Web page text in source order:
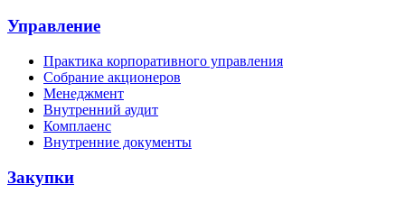
Управление
Практика корпоративного управления
Собрание акционеров
Менеджмент
Внутренний аудит
Комплаенс
Внутренние документы
Закупки